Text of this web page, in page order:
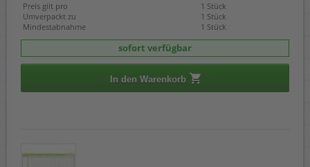
Preis gilt pro
1 Stück
Umverpackt zu
1 Stück
Mindestabnahme
1 Stück
sofort verfügbar
In den Warenkorb